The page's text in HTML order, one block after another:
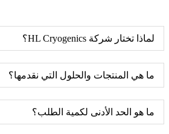
لماذا تختار شركة HL Cryogenics؟
ما هي المنتجات والحلول التي نقدمها؟
ما هو الحد الأدنى لكمية الطلب؟